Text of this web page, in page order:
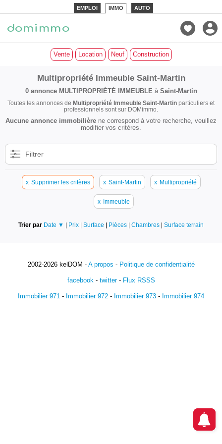
EMPLOI IMMO AUTO
Vente Location Neuf Construction
Multipropriété Immeuble Saint-Martin
0 annonce MULTIPROPRIÉTÉ IMMEUBLE à Saint-Martin
Toutes les annonces de Multipropriété Immeuble Saint-Martin particuliers et
professionnels sont sur DOMimmo.
Aucune annonce immobilière ne correspond à votre recherche, veuillez
modifier vos critères.
Filtrer
x Supprimer les critères x Saint-Martin x Multipropriété
x Immeuble
Trier par Date ▼ | Prix | Surface | Pièces | Chambres | Surface terrain
2002-2026 kelDOM - A propos - Politique de confidentialité
facebook- twitter- Flux RSSS
Immobilier 971 - Immobilier 972 - Immobilier 973 - Immobilier 974